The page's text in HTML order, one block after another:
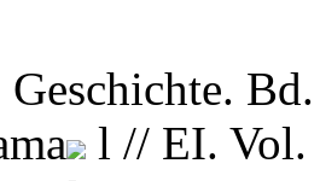
Geschichte.
l // EI. Vol.